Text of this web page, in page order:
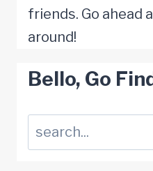
friends. Go ahead
around!
Bello, Go
Suchen